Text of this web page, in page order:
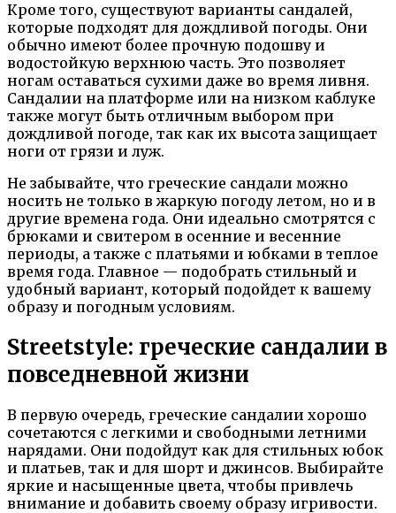
Кроме того, существуют варианты сандалей,
которые подходят для дождливой погоды. Они
обычно имеют более прочную подошву и
водостойкую верхнюю часть. Это позволяет
ногам оставаться сухими даже во время ливня.
Сандалии на платформе или на низком каблуке
также могут быть отличным выбором при
дождливой погоде, так как их высота защищает
ноги от грязи и луж.
Не забывайте, что греческие сандали можно
носить не только в жаркую погоду летом, но и в
другие времена года. Они идеально смотрятся с
брюками и свитером в осенние и весенние
периоды, а также с платьями и юбками в теплое
время года. Главное — подобрать стильный и
удобный вариант, который подойдет к вашему
образу и погодным условиям.
Streetstyle: греческие сандалии в
повседневной жизни
В первую очередь, греческие сандалии хорошо
сочетаются с легкими и свободными летними
нарядами. Они подойдут как для стильных юбок
и платьев, так и для шорт и джинсов. Выбирайте
яркие и насыщенные цвета, чтобы привлечь
внимание и добавить своему образу игривости.